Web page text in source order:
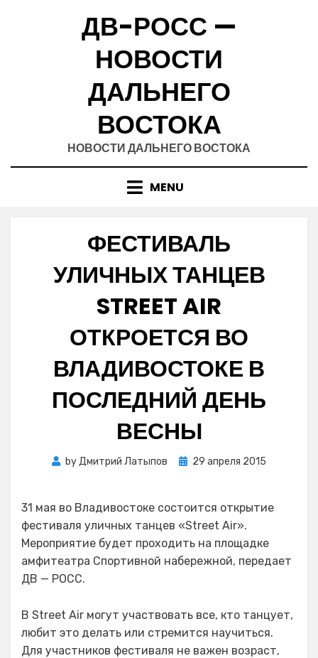
ДВ-РОСС —
НОВОСТИ
ДАЛЬНЕГО
ВОСТОКА
НОВОСТИ ДАЛЬНЕГО ВОСТОКА
MENU
ФЕСТИВАЛЬ
УЛИЧНЫХ ТАНЦЕВ
STREET AIR
ОТКРОЕТСЯ ВО
ВЛАДИВОСТОКЕ В
ПОСЛЕДНИЙ ДЕНЬ
ВЕСНЫ
byДмитрий Латыпов
Posted
29 апреля 2015
31 мая во Владивостоке состоится открытие
фестиваля уличных танцев «Street Air».
Мероприятие будет проходить на площадке
амфитеатра Спортивной набережной, передает
ДВ — РОСС.
В Street Air могут участвовать все, кто танцует,
любит это делать или стремится научиться.
Для участников фестиваля не важен возраст,